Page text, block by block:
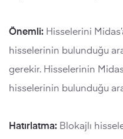
Önemli: Hisselerini
hisselerinin bulunduğu
gerekir. Hisselerinin
hisselerinin bulunduğu
Hatırlatma: Blokajlı